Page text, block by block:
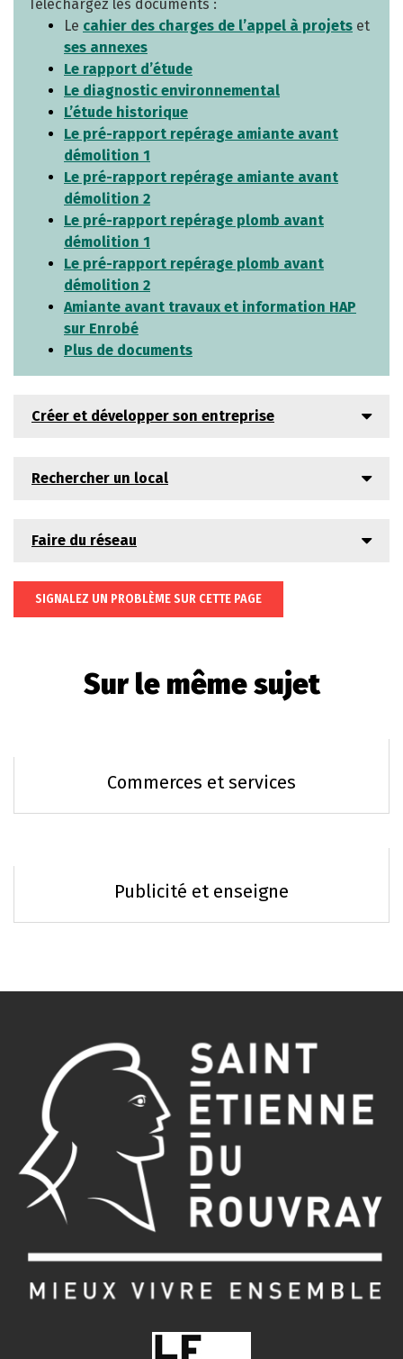
Téléchargez les documents :
Le cahier des charges de l’appel à projets et
ses annexes
Le rapport d’étude
Le diagnostic environnemental
L’étude historique
Le pré-rapport repérage amiante avant
démolition 1
Le pré-rapport repérage amiante avant
démolition 2
Le pré-rapport repérage plomb avant
démolition 1
Le pré-rapport repérage plomb avant
démolition 2
Amiante avant travaux et information HAP
sur Enrobé
Plus de documents
Créer et développer son entreprise
Rechercher un local
Faire du réseau
SIGNALEZ UN PROBLÈME SUR CETTE PAGE
Sur le même sujet
Commerces et services
Publicité et enseigne